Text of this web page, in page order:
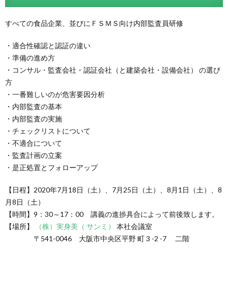
すべての食品企業、並びにＦＳＭＳ向け内部監査員研修
・適合性確認と認証の違い
・準備の進め方
・コンサル・監査会社・認証会社（と建築会社・設備会社） の選び
方
・一番難しいのが危害要因分析
・内部監査の基本
・内部監査の実施
・チェックリストについて
・不適合について
・監査計画の立案
・是正処置とフォローアップ
【日程】2020年7月18日（土）、7月25日（土）、8月1日（土）、8
月8日（土）
【時間】9：30～17：00 講義の進捗具合によって前後致します。
【場所】
（株）実身美（ サンミ）
本社会議室
〒541-0046 大阪市中央区平野 町 3 -2 -7 二階